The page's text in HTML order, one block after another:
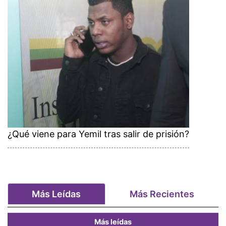
¿Qué viene para Yemil tras salir de prisión?
Más Leídas Más Recientes
Más leídas